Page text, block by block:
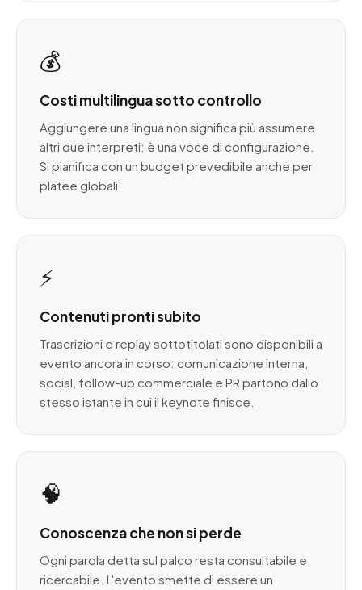
💰
Costi multilingua sotto controllo
Aggiungere una lingua non significa più assumere
altri due interpreti: è una voce di configurazione.
Si pianifica con un budget prevedibile anche per
platee globali.
⚡
Contenuti pronti subito
Trascrizioni e replay sottotitolati sono disponibili a
evento ancora in corso: comunicazione interna,
social, follow-up commerciale e PR partono dallo
stesso istante in cui il keynote finisce.
🧠
Conoscenza che non si perde
Ogni parola detta sul palco resta consultabile e
ricercabile. L'evento smette di essere un